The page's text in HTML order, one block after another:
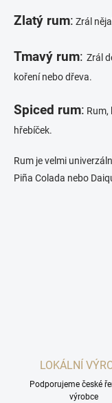
Zlatý rum: Zrál
Tmavý rum: Zrál
koření nebo dřeva.
Spiced rum: Rum,
hřebíček.
Rum je velmi
Piña Colada nebo
LOKÁLNÍ
Podporujeme české
výrobce